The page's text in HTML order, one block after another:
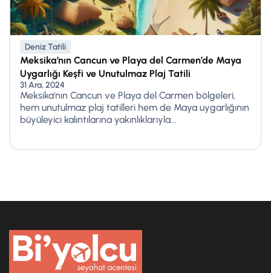
Deniz Tatili
Meksika’nın Cancun ve Playa del Carmen’de Maya
Uygarlığı Keşfi ve Unutulmaz Plaj Tatili
31 Ara, 2024
Meksika'nın Cancun ve Playa del Carmen bölgeleri,
hem unutulmaz plaj tatilleri hem de Maya uygarlığının
büyüleyici kalıntılarına yakınlıklarıyla...